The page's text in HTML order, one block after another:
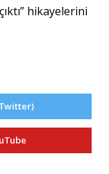
hikayelerini